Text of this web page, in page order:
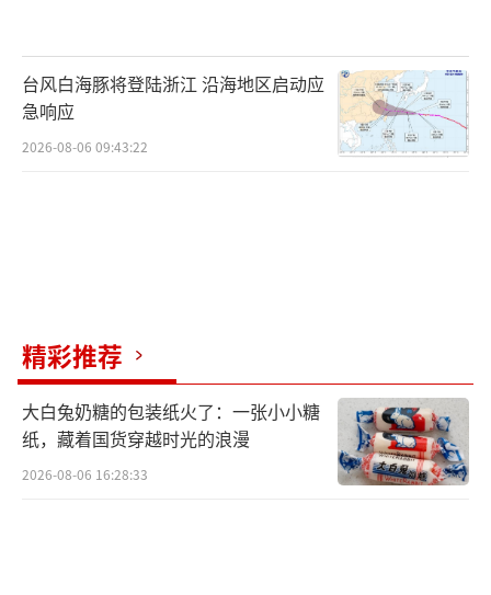
台风白海豚将登陆浙江 沿海地区启动应
急响应
2026-08-06 09:43:22
精彩推荐
大白兔奶糖的包装纸火了：一张小小糖
纸，藏着国货穿越时光的浪漫
2026-08-06 16:28:33